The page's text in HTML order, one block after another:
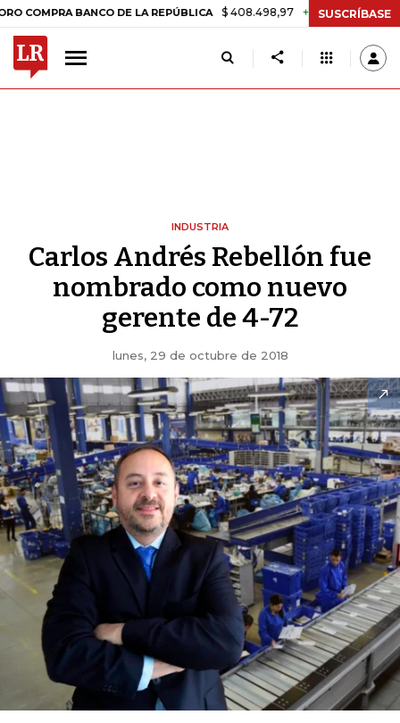
BANCO DE LA REPÚBLICA $ 408.498,97 +$ 8.753,81 +2,19%
SUSCRÍBASE
INDUSTRIA
Carlos Andrés Rebellón fue
nombrado como nuevo
gerente de 4-72
lunes, 29 de octubre de 2018